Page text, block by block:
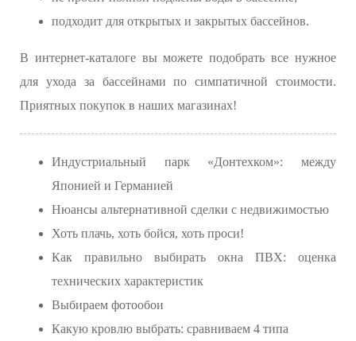
подходит для открытых и закрытых бассейнов.
В интернет-каталоге вы можете подобрать все нужное
для ухода за бассейнами по симпатичной стоимости.
Приятных покупок в наших магазинах!
Индустриальный парк «Донтехком»: между
Японией и Германией
Нюансы альтернативной сделки с недвижимостью
Хоть плачь, хоть бойся, хоть проси!
Как правильно выбирать окна ПВХ: оценка
технических характеристик
Выбираем фотообои
Какую кровлю выбрать: сравниваем 4 типа